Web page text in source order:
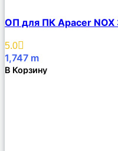
Описание
Избранное
ОП для ПК Apacer NOX
5.0
1,747 m
В Корзину